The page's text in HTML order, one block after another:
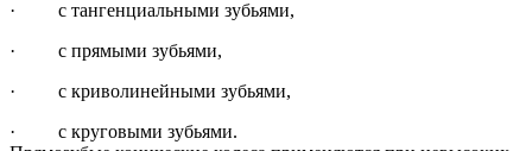
· с тангенциальными зубьями,
· с прямыми зубьями,
· с криволинейными зубьями,
· с круговыми зубьями.